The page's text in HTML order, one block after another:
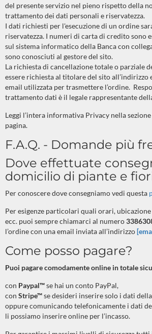
del presente servizio nel pieno rispetto della
trattamento dei dati personali e riservatezza.
I dati richiesti per l'esecuzione di un ordine
riservatezza. I numeri di carta di credito sono
sul sistema informatico della Banca con
sono conosciuti al gestore del sito.
La richiesta di cancellazione totale o parziale
essere richiesta al titolare del sito all’indirizzo
email utilizzata per trasmettere l’ordine.
trattamento dati è il legale rappresentante
Leggi l’intera informativa Privacy nella
pagina.
F.A.Q. - Domande più
Dove effettuate
domicilio di piante e
Per conoscere dove consegniamo vedi questa
Per esigenze particolari quali orari,
ecc. puoi sempre chiamarci al numero
l’ordine con una email inviata all’indirizzo
Come posso pagare?
Puoi pagare comodamente online in totale
con Paypal™se hai un conto PayPal,
con Stripe™se desideri inserire solo i dati
oppure comunicando telefonicamente i dati
li possiamo inserire online per l’incasso.